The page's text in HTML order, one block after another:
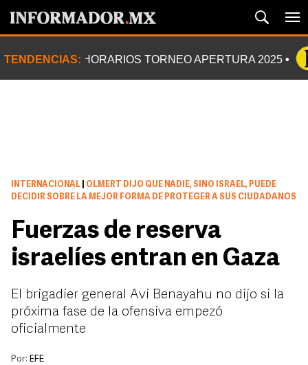
TENDENCIAS: HORARIOS TORNEO APERTURA 2025
INTERNACIONAL
OLMERT DIJO QUE NADIE, SINO ISRAEL, PUEDE
DECIDIR SOBRE LA MEJOR FORMA DE PROTEGER A SUS CIUDADANOS
Fuerzas de reserva
israelíes entran en Gaza
El brigadier general Avi Benayahu no dijo si la
próxima fase de la ofensiva empezó
oficialmente
Por: EFE